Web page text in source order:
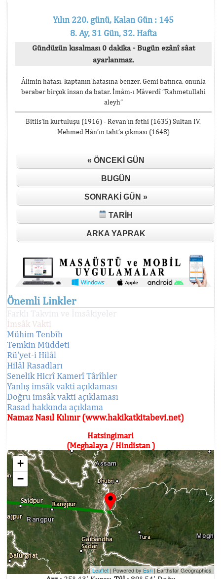
Yılın 220. günü, Kalan Gün : 145
8. Ay, 31 Gün, 32. Hafta
Gündüzün kısalması 0 dakika - Bugün ezânî sâat
ayarlanmaz.
Âlimin hatası, kaptanın hatasına benzer. Gemi batınca, onunla
beraber birçok insan da batar. İmâm-ı Mâverdî “Rahmetullahi
aleyh”
Bitlis’in kurtuluşu (1916) - Revan’ın fethi (1635) Sultan IV.
Mehmed Hân’ın taht’a çıkması (1648)
« ÖNCEKI GÜN
BUGÜN
SONRAKI GÜN »
TARIH
ARKA YAPRAK
Önemli Linkler
Farklı Takvim ve İmsâkiyeler
İmsâk Vakti
Mühim Tenbîh
Temkin Müddeti
Rü'yet-i Hilâl
Hilâl Rasadları
Senelik Hicrî Kamerî Târîhler
Yanlış imsâk vakti açıklaması
Doğru imsâk vakti açıklaması
Rasad hakkında açıklama
Namaz Nasıl Kılınır (www.hakikatkitabevi.net)
Hatsingimari
(Meghalaya / Hindistan )
+
−
Leaflet | Powered by Esri|Earthstar Geographics